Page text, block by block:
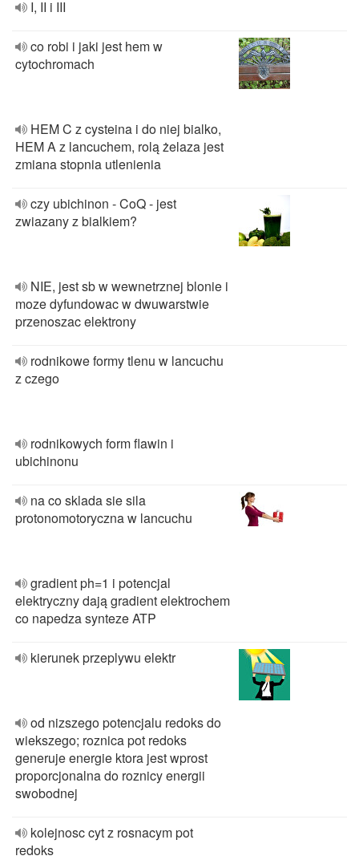
I, II i III
co robi i jaki jest hem w
cytochromach
HEM C z cysteina i do niej bialko,
HEM A z lancuchem, rolą żelaza jest
zmiana stopnia utlenienia
czy ubichinon - CoQ - jest
zwiazany z bialkiem?
NIE, jest sb w wewnetrznej blonie i
moze dyfundowac w dwuwarstwie
przenoszac elektrony
rodnikowe formy tlenu w lancuchu
z czego
rodnikowych form flawin i
ubichinonu
na co sklada sie sila
protonomotoryczna w lancuchu
gradient ph=1 i potencjal
elektryczny dają gradient elektrochem
co napedza synteze ATP
kierunek przeplywu elektr
od nizszego potencjalu redoks do
wiekszego; roznica pot redoks
generuje energie ktora jest wprost
proporcjonalna do roznicy energii
swobodnej
kolejnosc cyt z rosnacym pot
redoks